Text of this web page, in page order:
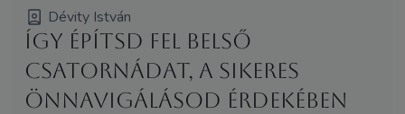
Dévity István
Így építsd fel belső
csatornádat, a sikeres
önnavigálásod érdekében